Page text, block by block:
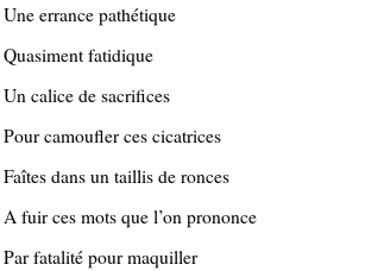
Une errance pathétique
Quasiment fatidique
Un calice de sacrifices
Pour camoufler ces cicatrices
Faîtes dans un taillis de ronces
A fuir ces mots que l’on prononce
Par fatalité pour maquiller